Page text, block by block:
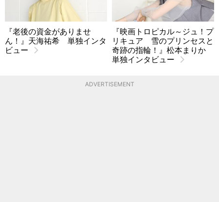
『老後の資金がありませ
ん！』天海祐希 単独インタ
ビュー
『映画トロピカル～ジュ！プ
リキュア 雪のプリンセスと
奇跡の指輪！』松本まりか
単独インタビュー
ADVERTISEMENT